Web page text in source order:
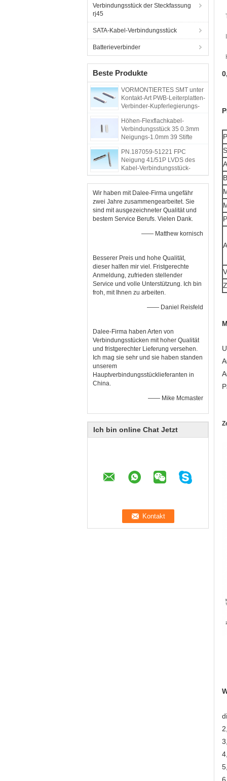
Verbindungsstück der Steckfassung
rj45
SATA-Kabel-Verbindungsstück
Batterieverbinder
Beste Produkte
VORMONTIERTES SMT unter
Kontakt-Art PWB-Leiterplatten-
Verbinder-Kupferlegierungs-
Festplatte
Höhen-Flexflachkabel-
Verbindungsstück 35 0.3mm
Neigungs-1.0mm 39 Stifte
PN.187059-51221 FPC
Neigung 41/51P LVDS des
Kabel-Verbindungsstück-
0.5mm für HD-LCD-Bildschirm
Wir haben mit Dalee-Firma ungefähr
zwei Jahre zusammengearbeitet. Sie
sind mit ausgezeichneter Qualität und
bestem Service Berufs. Vielen Dank.
—— Matthew kornisch
Besserer Preis und hohe Qualität,
dieser halfen mir viel. Fristgerechte
Anmeldung, zufrieden stellender
Service und volle Unterstützung. Ich bin
froh, mit Ihnen zu arbeiten.
—— Daniel Reisfeld
Dalee-Firma haben Arten von
Verbindungsstücken mit hoher Qualität
und fristgerechter Lieferung versehen.
Ich mag sie sehr und sie haben standen
unserem
Hauptverbindungsstücklieferanten in
China.
—— Mike Mcmaster
Ich bin online Chat Jetzt